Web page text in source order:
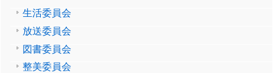
生活委員会
放送委員会
図書委員会
整美委員会